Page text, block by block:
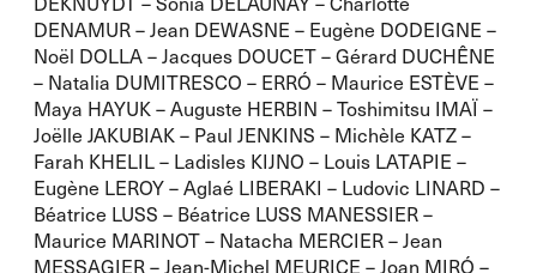
DENAMUR – Jean DEWASNE – Eugène DODEIGNE –
Noël DOLLA – Jacques DOUCET – Gérard DUCHÊNE
– Natalia DUMITRESCO – ERRÓ – Maurice ESTÈVE –
Maya HAYUK – Auguste HERBIN – Toshimitsu IMAÏ –
Joëlle JAKUBIAK – Paul JENKINS – Michèle KATZ –
Farah KHELIL – Ladisles KIJNO – Louis LATAPIE –
Eugène LEROY – Aglaé LIBERAKI – Ludovic LINARD –
Béatrice LUSS – Béatrice LUSS MANESSIER –
Maurice MARINOT – Natacha MERCIER – Jean
MESSAGIER – Jean-Michel MEURICE – Joan MIRÓ –